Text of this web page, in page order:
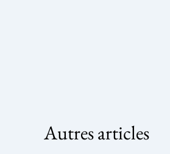
Autres articles